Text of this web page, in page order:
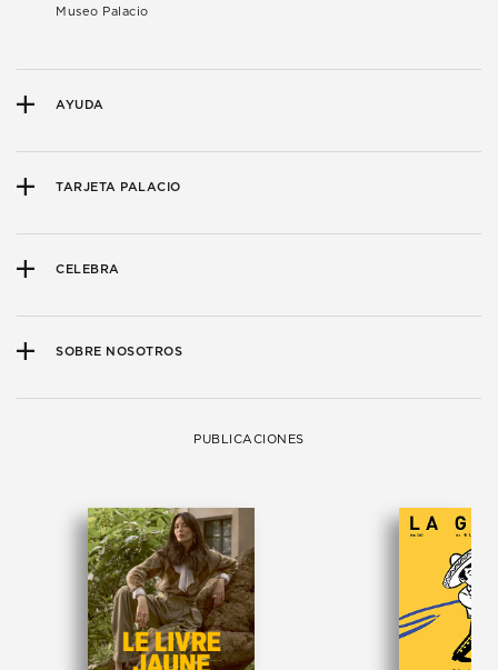
Museo Palacio
AYUDA
TARJETA PALACIO
CELEBRA
SOBRE NOSOTROS
PUBLICACIONES